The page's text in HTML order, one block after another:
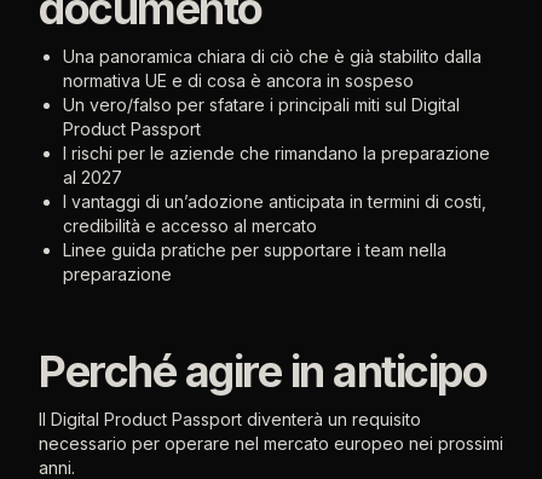
Una panoramica chiara di ciò che è già stabilito dalla
normativa UE e di cosa è ancora in sospeso
Un vero/falso per sfatare i principali miti sul Digital
Product Passport
I rischi per le aziende che rimandano la preparazione
al 2027
I vantaggi di un’adozione anticipata in termini di costi,
credibilità e accesso al mercato
Linee guida pratiche per supportare i team nella
preparazione
Perché agire in anticipo
Il Digital Product Passport diventerà un requisito
necessario per operare nel mercato europeo nei prossimi
anni.